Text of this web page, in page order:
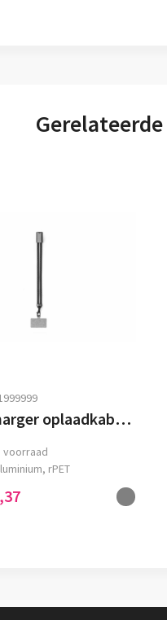
BrandCharger oplaadkabel Lany Wristband | USB-C
rPET